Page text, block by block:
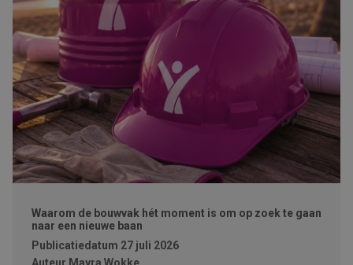
Waarom de bouwvak hét moment is om op zoek te gaan
naar een nieuwe baan
Publicatiedatum 27 juli 2026